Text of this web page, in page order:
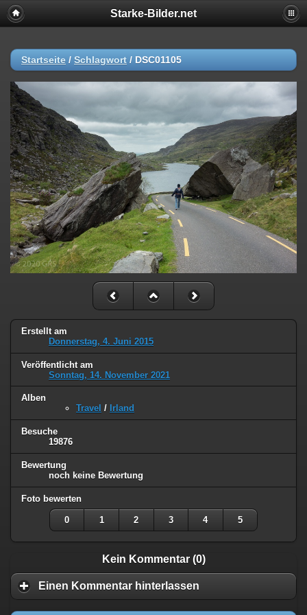
Starke-Bilder.net
Startseite / Schlagwort / DSC01105
Erstellt am
Donnerstag, 4. Juni 2015
Veröffentlicht am
Sonntag, 14. November 2021
Alben
Travel / Irland
Besuche
19876
Bewertung
noch keine Bewertung
Foto bewerten
0 1 2 3 4 5
Kein Kommentar (0)
Einen Kommentar hinterlassen